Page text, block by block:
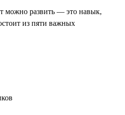
можно развить — это навык,
из пяти важных